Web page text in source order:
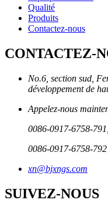
Qualité
Produits
Contactez-nous
CONTACTEZ-
No.6, section sud,
développement de
Appelez-nous
0086-0917-6758-
0086-0917-6758-792
xn@bjxngs.com
SUIVEZ-NOUS